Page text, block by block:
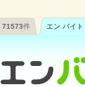
71573件 エン バイト